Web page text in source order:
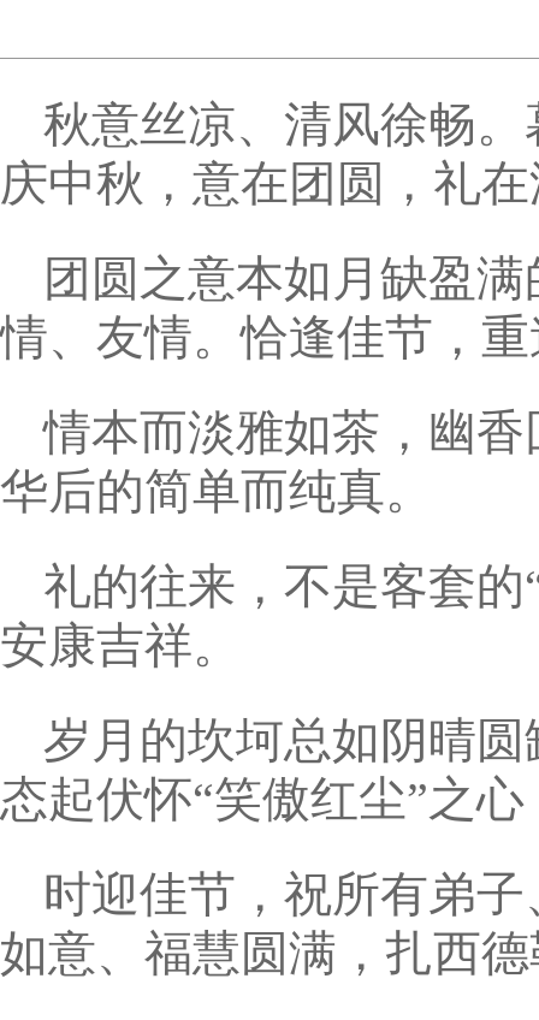
秋意丝凉、清风徐畅
庆中秋，意在团圆，礼
团圆之意本如月缺盈
情、友情。恰逢佳节，
情本而淡雅如茶，幽
华后的简单而纯真。
礼的往来，不是客套
安康吉祥。
岁月的坎坷总如阴晴
态起伏怀“笑傲红尘”之
时迎佳节，祝所有弟
如意、福慧圆满，扎西